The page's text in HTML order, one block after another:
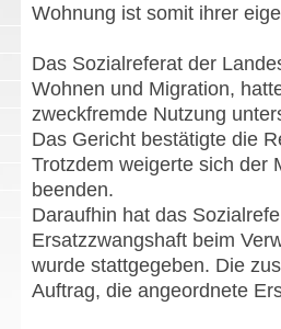
Wohnung ist somit ihrer
Das Sozialreferat der
Wohnen und Migration,
zweckfremde Nutzung
Das Gericht bestätigte die
Trotzdem weigerte sich der
beenden.
Daraufhin hat das
Ersatzzwangshaft beim
wurde stattgegeben. Die
Auftrag, die angeordnete